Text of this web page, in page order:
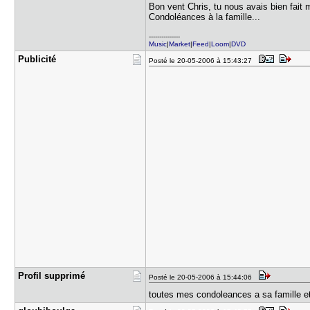
Bon vent Chris, tu nous avais bien fait
Condoléances à la famille...
---------------
Music|Market|Feed|Loom|DVD
Publicité Posté le 20-05-2006 à 15:43:27
Profil sup​primé Posté le 20-05-2006 à 15:44:06
toutes mes condoleances a sa famille